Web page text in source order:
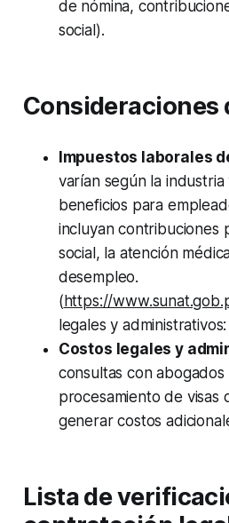
de nómina,
social).
Consideraciones
Impuestos laborales
varían según la
beneficios para
incluyan contribuciones
social, la atención
desempleo.
(https://
legales y administrativos:
Costos legales y
consultas con abogados
procesamiento de visas
generar costos
Lista de